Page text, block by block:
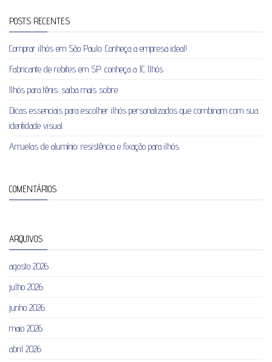
POSTS RECENTES
Comprar ilhós em São Paulo: Conheça a empresa ideal!
Fabricante de rebites em SP: conheça a JC Ilhós
Ilhós para tênis: saiba mais sobre
Dicas essenciais para escolher ilhós personalizados que combinam com sua
identidade visual
Arruelas de alumínio: resistência e fixação para ilhós
COMENTÁRIOS
ARQUIVOS
agosto 2026
julho 2026
junho 2026
maio 2026
abril 2026